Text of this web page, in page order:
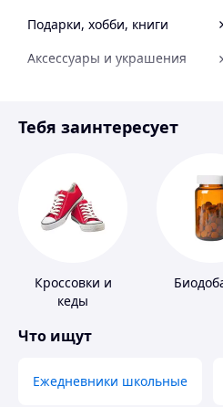
Подарки, хобби, книги
Аксессуары и украшения
Спорт и отдых
Тебя заинтересует
Кроссовки и
кеды
Что ищут
Ежедневники школьные